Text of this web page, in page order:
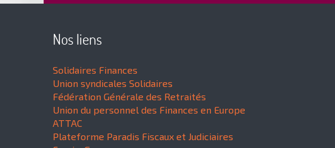
Nos liens
Solidaires Finances
Union syndicales Solidaires
Fédération Générale des Retraités
Union du personnel des Finances en Europe
ATTAC
Plateforme Paradis Fiscaux et Judiciaires